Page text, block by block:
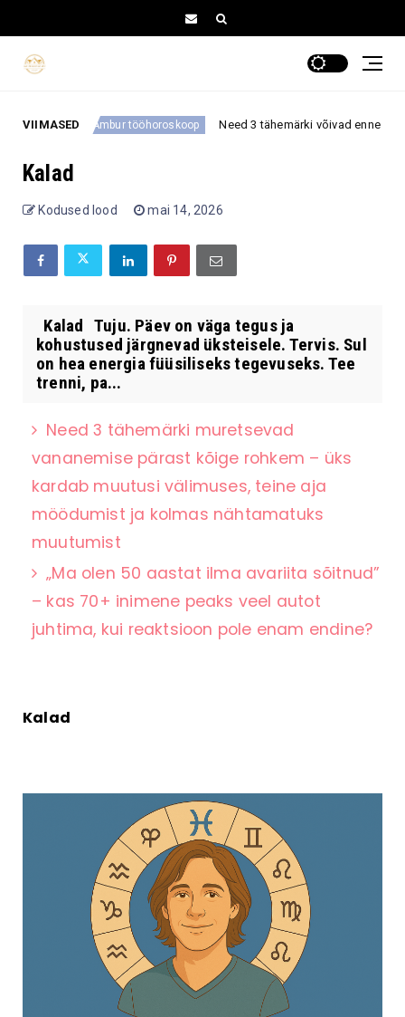
VIIMASEDAmbur tööhoroskoop Need 3 tähemärki võivad enne
Kalad
Kodused lood mai 14, 2026
Kalad Tuju. Päev on väga tegus ja
kohustused järgnevad üksteisele. Tervis. Sul
on hea energia füüsiliseks tegevuseks. Tee
trenni, pa...
Need 3 tähemärki muretsevad
vananemise pärast kõige rohkem – üks
kardab muutusi välimuses, teine aja
möödumist ja kolmas nähtamatuks
muutumist
„Ma olen 50 aastat ilma avariita sõitnud”
– kas 70+ inimene peaks veel autot
juhtima, kui reaktsioon pole enam endine?
Kalad